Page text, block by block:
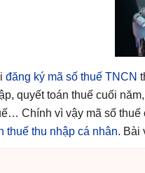
đăng ký mã số thuế TNCN
quyết toán thuế cuối năm,
Chính vì vậy mã số thuế
thuế thu nhập cá nhân. Bài